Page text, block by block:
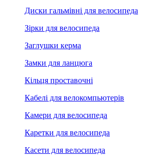
Диски гальмівні для велосипеда
Зірки для велосипеда
Заглушки керма
Замки для ланцюга
Кільця проставочні
Кабелі для велокомпьютерів
Камери для велосипеда
Каретки для велосипеда
Касети для велосипеда